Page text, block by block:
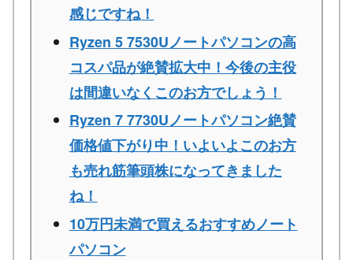
感じですね！
Ryzen 5 7530Uノートパソコンの高
コスパ品が絶賛拡大中！今後の主役
は間違いなくこのお方でしょう！
Ryzen 7 7730Uノートパソコン絶賛
価格値下がり中！いよいよこのお方
も売れ筋筆頭株になってきました
ね！
10万円未満で買えるおすすめノート
パソコン